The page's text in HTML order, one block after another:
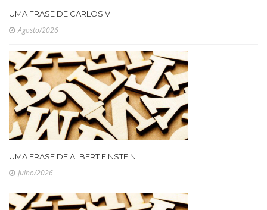
UMA FRASE DE CARLOS V
Agosto/2026
UMA FRASE DE ALBERT EINSTEIN
Julho/2026